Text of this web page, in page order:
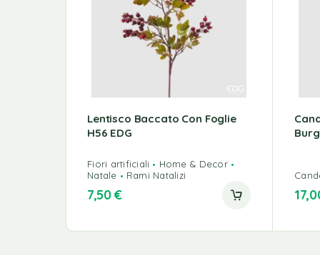
Lentisco Baccato Con Foglie
H56 EDG
Fiori artificiali
Home & Decor
Natale
Rami Natalizi
7,50€